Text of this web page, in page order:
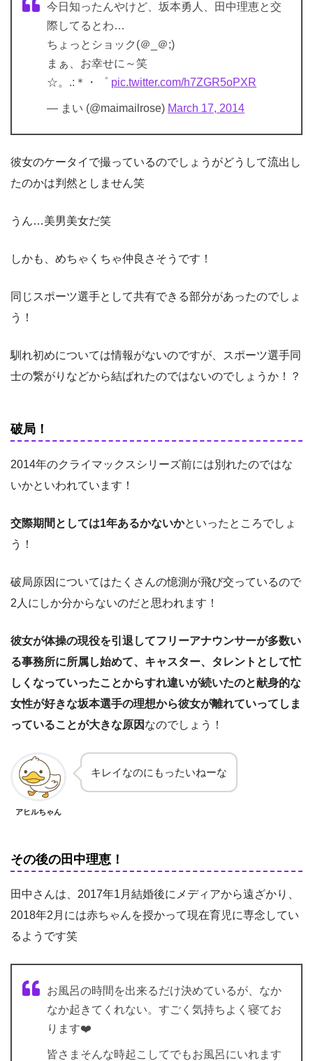
今日知ったんやけど、坂本勇人、田中理恵と交
際してるとわ…
ちょっとショック(＠_＠;)
まぁ、お幸せに～笑
☆。.:＊・゜ pic.twitter.com/h7ZGR5oPXR
— まい (@maimailrose) March 17, 2014
彼女のケータイで撮っているのでしょうがどうして流出し
たのかは判然としません笑
うん…美男美女だ笑
しかも、めちゃくちゃ仲良さそうです！
同じスポーツ選手として共有できる部分があったのでしょ
う！
馴れ初めについては情報がないのですが、スポーツ選手同
士の繋がりなどから結ばれたのではないのでしょうか！？
破局！
2014年のクライマックスシリーズ前には別れたのではな
いかといわれています！
交際期間としては1年あるかないかといったところでしょ
う！
破局原因についてはたくさんの憶測が飛び交っているので
2人にしか分からないのだと思われます！
彼女が体操の現役を引退してフリーアナウンサーが多数い
る事務所に所属し始めて、キャスター、タレントとして忙
しくなっていったことからすれ違いが続いたのと献身的な
女性が好きな坂本選手の理想から彼女が離れていってしま
っていることが大きな原因 なのでしょう！
アヒルちゃん
キレイなのにもったいねーな
その後の田中理恵！
田中さんは、2017年1月結婚後にメディアから遠ざかり、
2018年2月には赤ちゃんを授かって現在育児に専念してい
るようです笑
お風呂の時間を出来るだけ決めているが、なか
なか起きてくれない。すごく気持ちよく寝てお
ります❤️
皆さまそんな時起こしてでもお風呂にいれます